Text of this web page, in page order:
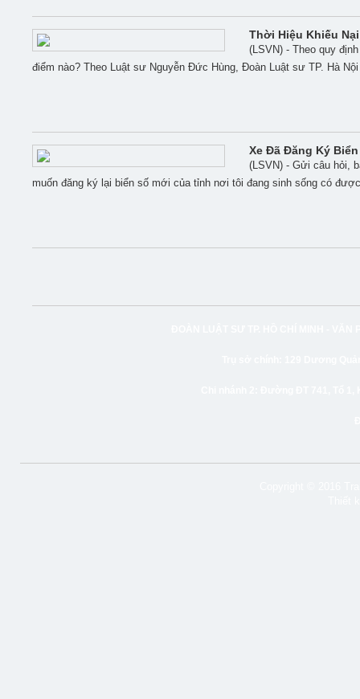
Thời Hiệu Khiếu
(LSVN) - Theo quy
điểm nào? Theo Luật sư Nguyễn Đức Hùng, Đoàn Luật sư TP. Hà
Xe Đã Đăng Ký
(LSVN) - Gửi câu hỏi,
muốn đăng ký lại biển số mới của tỉnh nơi tôi đang sinh sống có